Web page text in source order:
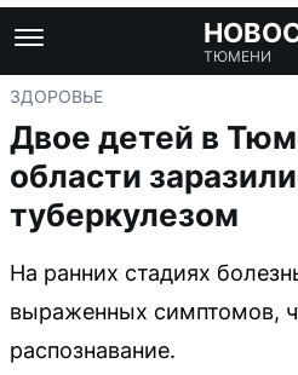
ТЮМЕНИ
ЗДОРОВЬЕ
Двое детей в
области
туберкулезом
На ранних стадиях
выраженных симптомов,
распознавание.